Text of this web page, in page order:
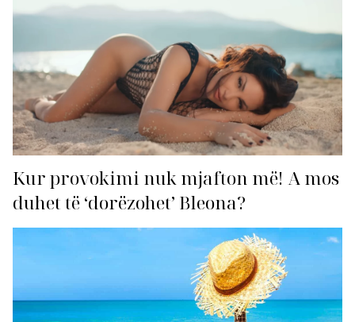
Kur provokimi nuk mjafton më! A mos
duhet të ‘dorëzohet’ Bleona?